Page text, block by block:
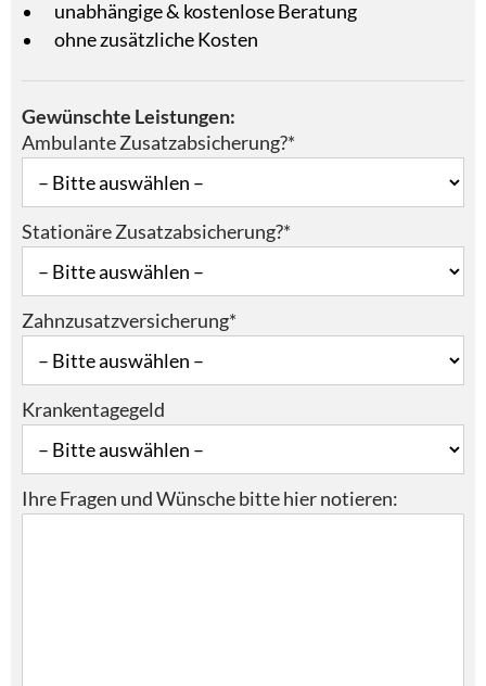
unabhängige & kostenlose Beratung
ohne zusätzliche Kosten
Gewünschte Leistungen:
Ambulante Zusatzabsicherung?*
Stationäre Zusatzabsicherung?*
Zahnzusatzversicherung*
Krankentagegeld
Ihre Fragen und Wünsche bitte hier notieren: